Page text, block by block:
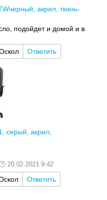
акрил, ткань-
подойдет и домой и в
Ответить
серый, акрил,
20.02.2021 9:42
Ответить